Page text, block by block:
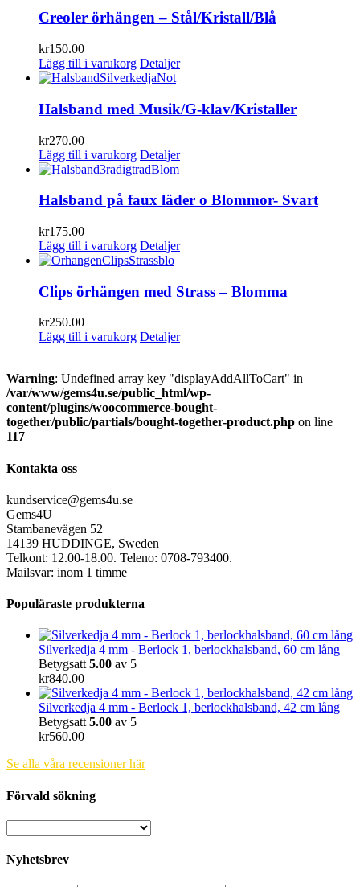
Creoler örhängen – Stål/Kristall/Blå
kr150.00
Lägg till i varukorg Detaljer
Halsband med Musik/G-klav/Kristaller
kr270.00
Lägg till i varukorg Detaljer
Halsband på faux läder o Blommor- Svart
kr175.00
Lägg till i varukorg Detaljer
Clips örhängen med Strass – Blomma
kr250.00
Lägg till i varukorg Detaljer
Warning: Undefined array key "displayAddAllToCart" in
/var/www/gems4u.se/public_html/wp-
content/plugins/woocommerce-bought-
together/public/partials/bought-together-product.php on line
117
Kontakta oss
kundservice@gems4u.se
Gems4U
Stambanevägen 52
14139 HUDDINGE, Sweden
Telkont: 12.00-18.00. Teleno: 0708-793400.
Mailsvar: inom 1 timme
Populäraste produkterna
Silverkedja 4 mm - Berlock 1, berlockhalsband, 60 cm lång
Betygsatt5.00 av 5
kr840.00
Silverkedja 4 mm - Berlock 1, berlockhalsband, 42 cm lång
Betygsatt5.00 av 5
kr560.00
Se alla våra recensioner här
Förvald sökning
Nyhetsbrev